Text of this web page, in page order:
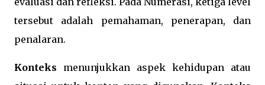
tersebut adalah pemahaman, penerapan, dan
penalaran.
Konteks menunjukkan aspek kehidupan atau